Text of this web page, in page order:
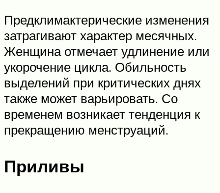
Предклимактерические изменения
затрагивают характер месячных.
Женщина отмечает удлинение или
укорочение цикла. Обильность
выделений при критических днях
также может варьировать. Со
временем возникает тенденция к
прекращению менструаций.
Приливы